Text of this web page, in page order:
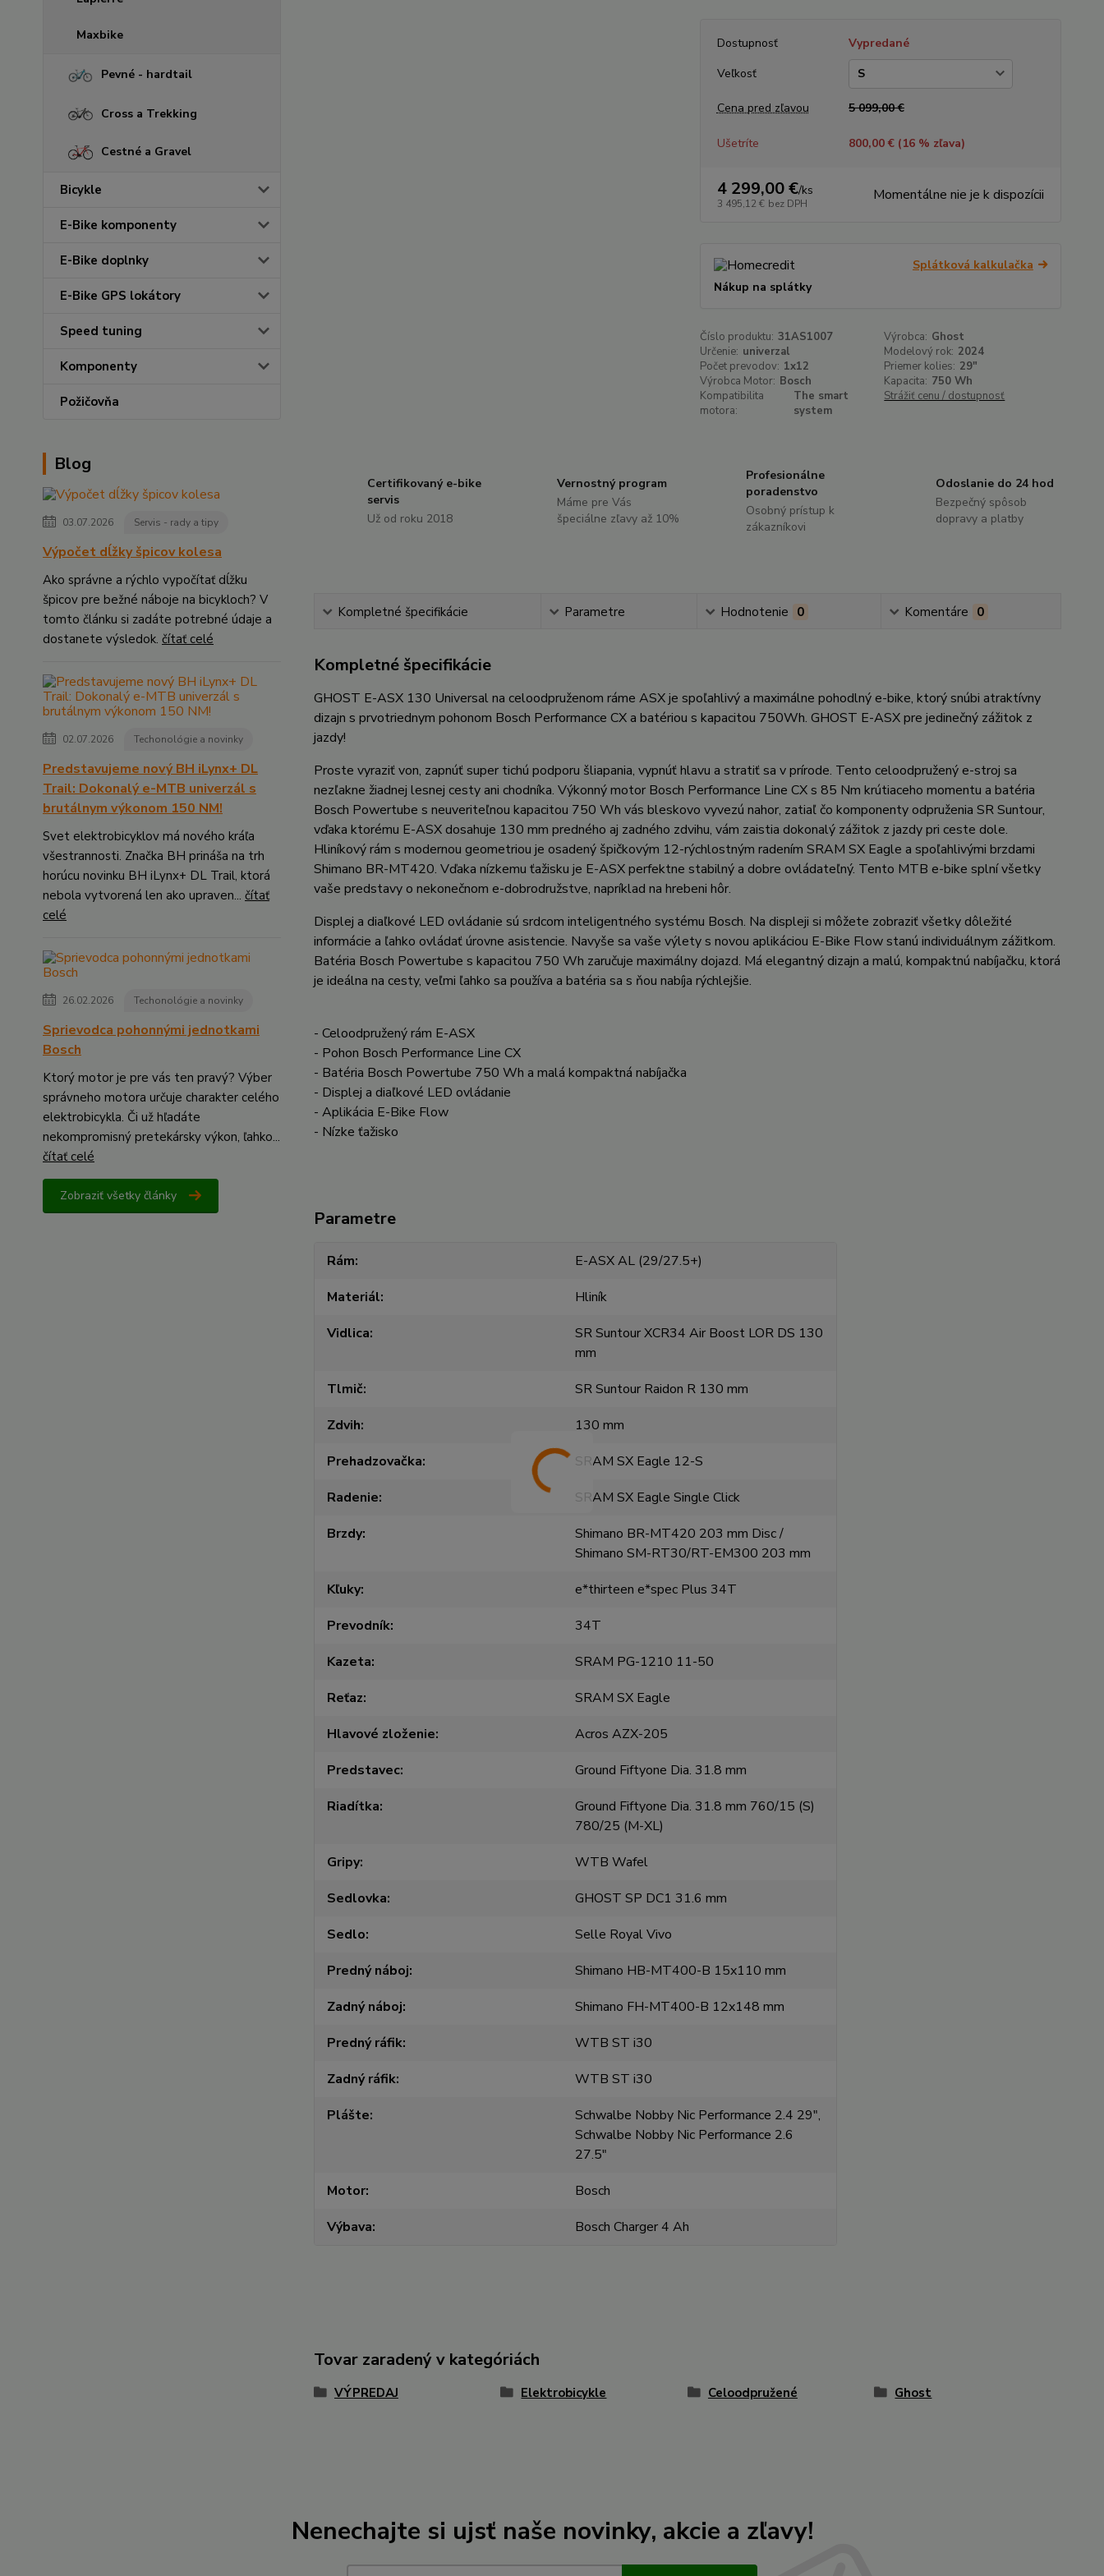
Maxbike
Pevné - hardtail
Cross a Trekking
Cestné a Gravel
Bicykle
E-Bike komponenty
E-Bike doplnky
E-Bike GPS lokátory
Speed tuning
Komponenty
Požičovňa
Blog
03.07.2026 Servis - rady a tipy
Výpočet dĺžky špicov kolesa
Ako správne a rýchlo vypočítať dĺžku
špicov pre bežné náboje na bicykloch? V
tomto článku si zadáte potrebné údaje a
dostanete výsledok. čítať celé
02.07.2026 Techonológie a novinky
Predstavujeme nový BH iLynx+ DL
Trail: Dokonalý e-MTB univerzál s
brutálnym výkonom 150 NM!
Svet elektrobicyklov má nového kráľa
všestrannosti. Značka BH prináša na trh
horúcu novinku BH iLynx+ DL Trail, ktorá
nebola vytvorená len ako upraven... čítať
celé
26.02.2026 Techonológie a novinky
Sprievodca pohonnými jednotkami
Bosch
Ktorý motor je pre vás ten pravý? Výber
správneho motora určuje charakter celého
elektrobicykla. Či už hľadáte
nekompromisný pretekársky výkon, ľahko...
čítať celé
Zobraziť všetky články
Dostupnosť
Vypredané
Veľkosť
Cena pred zľavou 5 099,00 €
Ušetríte 800,00 € (16% zľava)
4 299,00 €/ks
3 495,12 € bez DPH Momentálne nie je k dispozícii
Splátková kalkulačka
Nákup na splátky
Číslo produktu: 31AS1007 Výrobca: Ghost
Určenie: univerzal Modelový rok: 2024
Počet prevodov: 1x12 Priemer kolies: 29"
Výrobca Motor: Bosch Kapacita: 750 Wh
Kompatibilita
motora:
The smart
system
Strážiť cenu / dostupnosť
Certifikovaný e-bike
servis
Už od roku 2018
Vernostný program
Máme pre Vás
špeciálne zľavy až 10%
Profesionálne
poradenstvo
Osobný prístup k
zákazníkovi
Odoslanie do 24 hod
Bezpečný spôsob
dopravy a platby
Kompletné špecifikácie Parametre Hodnotenie 0 Komentáre 0
Kompletné špecifikácie
GHOST E-ASX 130 Universal na celoodpruženom ráme ASX je spoľahlivý a maximálne pohodlný e-bike, ktorý snúbi atraktívny
dizajn s prvotriednym pohonom Bosch Performance CX a batériou s kapacitou 750Wh. GHOST E-ASX pre jedinečný zážitok z
jazdy!
Proste vyraziť von, zapnúť super tichú podporu šliapania, vypnúť hlavu a stratiť sa v prírode. Tento celoodpružený e-stroj sa
nezľakne žiadnej lesnej cesty ani chodníka. Výkonný motor Bosch Performance Line CX s 85 Nm krútiaceho momentu a batéria
Bosch Powertube s neuveriteľnou kapacitou 750 Wh vás bleskovo vyvezú nahor, zatiaľ čo komponenty odpruženia SR Suntour,
vďaka ktorému E-ASX dosahuje 130 mm predného aj zadného zdvihu, vám zaistia dokonalý zážitok z jazdy pri ceste dole.
Hliníkový rám s modernou geometriou je osadený špičkovým 12-rýchlostným radením SRAM SX Eagle a spoľahlivými brzdami
Shimano BR-MT420. Vďaka nízkemu ťažisku je E-ASX perfektne stabilný a dobre ovládateľný. Tento MTB e-bike splní všetky
vaše predstavy o nekonečnom e-dobrodružstve, napríklad na hrebeni hôr.
Displej a diaľkové LED ovládanie sú srdcom inteligentného systému Bosch. Na displeji si môžete zobraziť všetky dôležité
informácie a ľahko ovládať úrovne asistencie. Navyše sa vaše výlety s novou aplikáciou E-Bike Flow stanú individuálnym zážitkom.
Batéria Bosch Powertube s kapacitou 750 Wh zaručuje maximálny dojazd. Má elegantný dizajn a malú, kompaktnú nabíjačku, ktorá
je ideálna na cesty, veľmi ľahko sa používa a batéria sa s ňou nabíja rýchlejšie.
- Celoodpružený rám E-ASX
- Pohon Bosch Performance Line CX
- Batéria Bosch Powertube 750 Wh a malá kompaktná nabíjačka
- Displej a diaľkové LED ovládanie
- Aplikácia E-Bike Flow
- Nízke ťažisko
Parametre
Rám
E-ASX AL (29/27.5+)
Materiál
Hliník
Vidlica
SR Suntour XCR34 Air Boost LOR DS 130
mm
Tlmič
SR Suntour Raidon R 130 mm
Zdvih
130 mm
Prehadzovačka
SRAM SX Eagle 12-S
Radenie
SRAM SX Eagle Single Click
Brzdy
Shimano BR-MT420 203 mm Disc /
Shimano SM-RT30/RT-EM300 203 mm
Kľuky
e*thirteen e*spec Plus 34T
Prevodník
34T
Kazeta
SRAM PG-1210 11-50
Reťaz
SRAM SX Eagle
Hlavové zloženie
Acros AZX-205
Predstavec
Ground Fiftyone Dia. 31.8 mm
Riadítka
Ground Fiftyone Dia. 31.8 mm 760/15 (S)
780/25 (M-XL)
Gripy
WTB Wafel
Sedlovka
GHOST SP DC1 31.6 mm
Sedlo
Selle Royal Vivo
Predný náboj
Shimano HB-MT400-B 15x110 mm
Zadný náboj
Shimano FH-MT400-B 12x148 mm
Predný ráfik
WTB ST i30
Zadný ráfik
WTB ST i30
Plášte
Schwalbe Nobby Nic Performance 2.4 29",
Schwalbe Nobby Nic Performance 2.6
27.5"
Motor
Bosch
Výbava
Bosch Charger 4 Ah
Tovar zaradený v kategóriách
VÝPREDAJ Elektrobicykle Celoodpružené Ghost
Nenechajte si ujsť naše novinky, akcie a zľavy!